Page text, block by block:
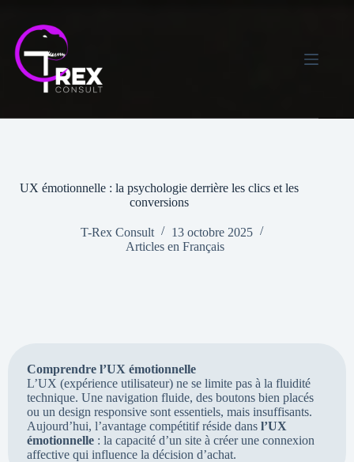
content
UX émotionnelle : la psychologie derrière les clics et les
conversions
T-Rex Consult
13 octobre 2025
Articles en Français
Comprendre l’UX émotionnelle
L’UX (expérience utilisateur) ne se limite pas à la fluidité
technique. Une navigation fluide, des boutons bien placés
ou un design responsive sont essentiels, mais insuffisants.
Aujourd’hui, l’avantage compétitif réside dans l’UX
émotionnelle : la capacité d’un site à créer une connexion
affective qui influence la décision d’achat.